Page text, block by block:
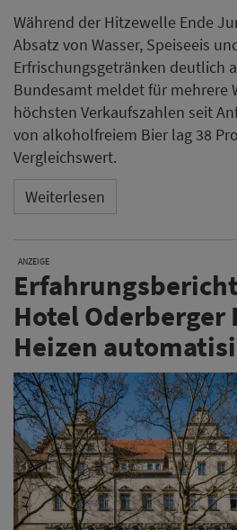
Während der Hitzewelle Ende
Absatz von Wasser, Speiseeis
Erfrischungsgetränken deutlich
Bundesamt meldet für mehrere
höchsten Verkaufszahlen seit
von alkoholfreiem Bier lag 38
Vergleichswert.
Weiterlesen
ANZEIGE
Hotel Oderberger
Heizen